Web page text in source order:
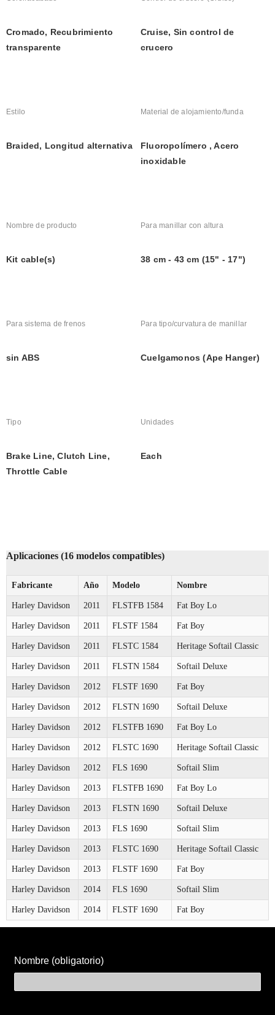
Cromado, Recubrimiento
transparente
Cruise, Sin control de
crucero
Estilo
Braided, Longitud alternativa
Material de alojamiento/funda
Fluoropolímero , Acero
inoxidable
Nombre de producto
Kit cable(s)
Para manillar con altura
38 cm - 43 cm (15" - 17")
Para sistema de frenos
sin ABS
Para tipo/curvatura de manillar
Cuelgamonos (Ape Hanger)
Tipo
Brake Line, Clutch Line,
Throttle Cable
Unidades
Each
Aplicaciones (16 modelos compatibles)
Fabricante Año Modelo Nombre
Harley Davidson 2011 FLSTFB 1584 Fat Boy Lo
Harley Davidson 2011 FLSTF 1584 Fat Boy
Harley Davidson 2011 FLSTC 1584 Heritage Softail Classic
Harley Davidson 2011 FLSTN 1584 Softail Deluxe
Harley Davidson 2012 FLSTF 1690 Fat Boy
Harley Davidson 2012 FLSTN 1690 Softail Deluxe
Harley Davidson 2012 FLSTFB 1690 Fat Boy Lo
Harley Davidson 2012 FLSTC 1690 Heritage Softail Classic
Harley Davidson 2012 FLS 1690 Softail Slim
Harley Davidson 2013 FLSTFB 1690 Fat Boy Lo
Harley Davidson 2013 FLSTN 1690 Softail Deluxe
Harley Davidson 2013 FLS 1690 Softail Slim
Harley Davidson 2013 FLSTC 1690 Heritage Softail Classic
Harley Davidson 2013 FLSTF 1690 Fat Boy
Harley Davidson 2014 FLS 1690 Softail Slim
Harley Davidson 2014 FLSTF 1690 Fat Boy
Nombre (obligatorio)